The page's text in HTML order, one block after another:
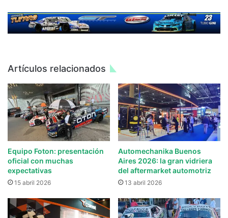
Artículos relacionados
Equipo Foton: presentación
oficial con muchas
expectativas
15 abril 2026
Automechanika Buenos
Aires 2026: la gran vidriera
del aftermarket automotriz
13 abril 2026